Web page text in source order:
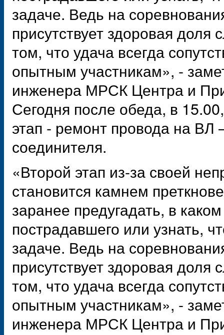
задаче. Ведь на
присутствует здоровая
том, что удача всегда
опытным участникам», -
инженера МРСК Центра и
Сегодня после обеда, в
этап - ремонт провода на ВЛ
соединителя.
«Второй этап из-за своей
становится камнем
заранее предугадать, в
пострадавшего или узнать,
задаче. Ведь на
присутствует здоровая
том, что удача всегда
опытным участникам», -
инженера МРСК Центра и